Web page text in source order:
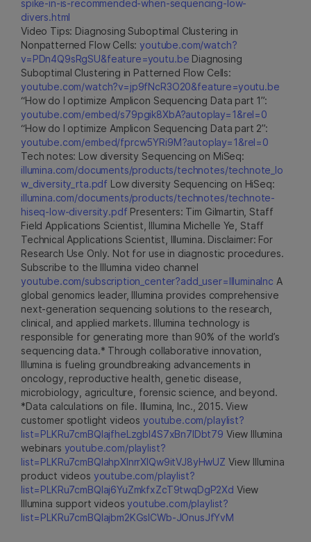
spike-in-is-recommended-when-sequencing-low-
divers.html
Video Tips: Diagnosing Suboptimal Clustering in
Nonpatterned Flow Cells:youtube.com/watch?
v=PDn4Q9sRgSU&feature=youtu.be Diagnosing
Suboptimal Clustering in Patterned Flow Cells:
youtube.com/watch?v=jp9fNcR3O20&feature=youtu.be
“How do I optimize Amplicon Sequencing Data part 1”:
youtube.com/embed/s79pgik8XbA?autoplay=1&rel=0
“How do I optimize Amplicon Sequencing Data part 2”:
youtube.com/embed/fprcw5YRi9M?autoplay=1&rel=0
Tech notes: Low diversity Sequencing on MiSeq:
illumina.com/documents/products/technotes/technote_lo
w_diversity_rta.pdf Low diversity Sequencing on HiSeq:
illumina.com/documents/products/technotes/technote-
hiseq-low-diversity.pdf Presenters: Tim Gilmartin, Staff
Field Applications Scientist, Illumina Michelle Ye, Staff
Technical Applications Scientist, Illumina. Disclaimer: For
Research Use Only. Not for use in diagnostic procedures.
Subscribe to the Illumina video channel
youtube.com/subscription_center?add_user=IlluminaInc A
global genomics leader, Illumina provides comprehensive
next-generation sequencing solutions to the research,
clinical, and applied markets. Illumina technology is
responsible for generating more than 90% of the world’s
sequencing data.* Through collaborative innovation,
Illumina is fueling groundbreaking advancements in
oncology, reproductive health, genetic disease,
microbiology, agriculture, forensic science, and beyond.
*Data calculations on file. Illumina, Inc., 2015. View
customer spotlight videos youtube.com/playlist?
list=PLKRu7cmBQlajfheLzgbI4S7xBn7IDbt79 View Illumina
webinars youtube.com/playlist?
list=PLKRu7cmBQlahpXlnrrXlQw9itVJ8yHwUZ View Illumina
product videos youtube.com/playlist?
list=PLKRu7cmBQlaj6YuZmkfxZcT9twqDgP2Xd View
Illumina support videosyoutube.com/playlist?
list=PLKRu7cmBQlajbm2KGsICWb-JOnusJfYvM